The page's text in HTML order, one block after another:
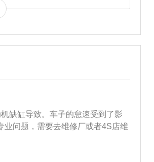
缺缸导致。车子的怠速受到了影
业问题，需要去维修厂或者4S店维
火花塞长时间使用电极的间隙会